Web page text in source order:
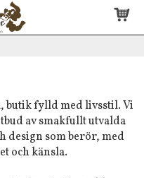
butik fylld med livsstil. Vi
av smakfullt utvalda
som berör, med
och känsla.